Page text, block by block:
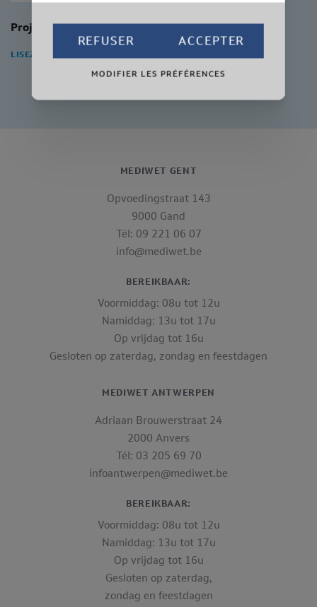
Projet pilote burn-out
LISEZ L'ARTICLE
MEDIWET GENT
Opvoedingstraat 143
9000 Gand
Tél: 09 221 06 07
info@mediwet.be
BEREIKBAAR:
Voormiddag: 08u tot 12u
Namiddag: 13u tot 17u
Op vrijdag tot 16u
Gesloten op zaterdag, zondag en feestdagen
MEDIWET ANTWERPEN
Adriaan Brouwerstraat 24
2000 Anvers
Tél: 03 205 69 70
infoantwerpen@mediwet.be
BEREIKBAAR:
Voormiddag: 08u tot 12u
Namiddag: 13u tot 17u
Op vrijdag tot 16u
Gesloten op zaterdag,
zondag en feestdagen
REFUSER ACCEPTER
MODIFIER LES PRÉFÉRENCES